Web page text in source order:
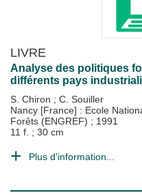
LIVRE
Analyse des politiques
différents pays
S. Chiron ; C. Souiller
Nancy [France] : Ecole
Forêts (ENGREF) ; 1991
11 f. ; 30 cm
Plus d'information...